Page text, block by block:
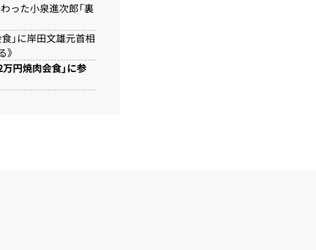
った小泉進次郎「裏
」に岸田文雄元首相
》
円焼肉会食」に参